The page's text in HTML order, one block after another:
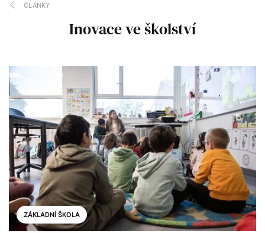
ČLÁNKY
Inovace ve školství
ZÁKLADNÍ ŠKOLA